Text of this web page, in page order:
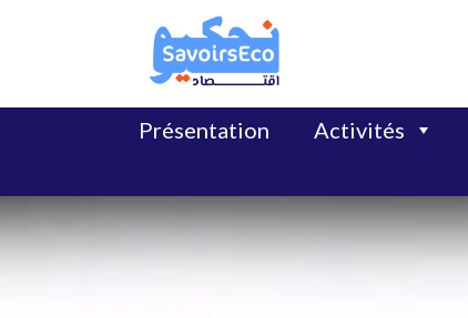
Présentation Activités